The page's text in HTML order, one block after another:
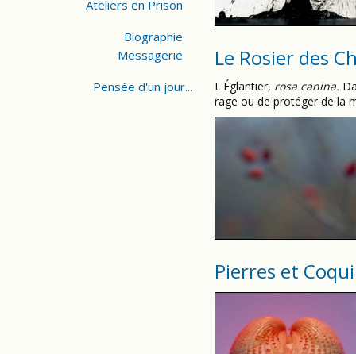
Ateliers en Prison
Biographie
Messagerie
Pensée d'un jour...
Le Rosier des
L'Églantier, rosa canina.
rage ou de protéger de la
Pierres et